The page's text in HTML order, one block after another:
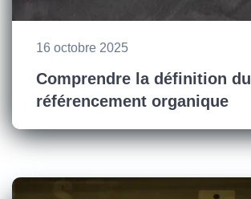
16 octobre 2025
Comprendre la définition du
référencement organique